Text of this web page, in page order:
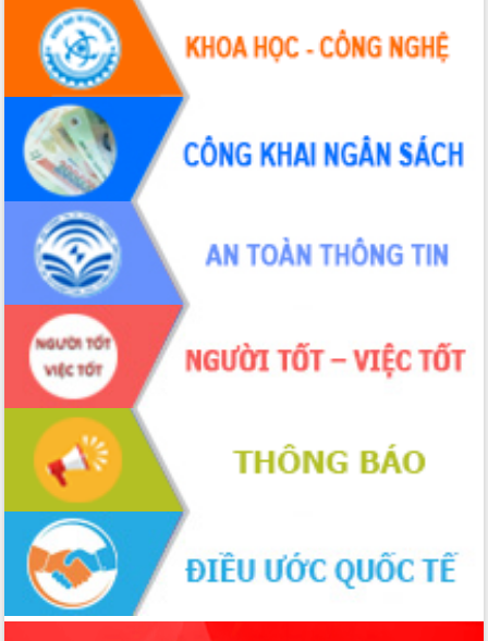
Bệnh án điện tử thúc đẩy chuyển đổi
số y tế tại Đắk Lắk
Chuyển đổi số thư viện: Mở rộng
không gian tri thức trong thời đại số
Đánh giá, rút kinh nghiệm công tác tổ
chức diễn tập trước ngày bầu cử
Chương trình “Gặp gỡ hữu nghị –
Friendship Meeting New Year 2026”
Bầu cử Quốc hội và HĐND: Cử tri Đắk
Lắk gửi gắm niềm tin, kỳ vọng vào lá
phiếu
Đắk Lắk sẵn sàng các điều kiện cho
Ngày hội bầu cử đại biểu Quốc hội
khóa XVI và HĐND các cấp nhiệm kỳ
2026-2031
Đảm bảo cuộc bầu cử đại biểu Quốc
hội và đại biểu HĐND các cấp diễn ra
an toàn, hiệu quả, đúng quy định
Thủ tướng Chính phủ Phạm Minh Chính
kiểm tra, chỉ đạo hoàn thành các dự
án cao tốc và thăm khu tái định cư tại
Đắk Lắk
Sôi nổi Hội đua ngựa truyền thống Gò
Thì Thùng mừng Xuân Bính Ngọ 2026
Lãnh đạo tỉnh dâng hương tưởng niệm
tại Đập Đồng Cam đầu Xuân Bính Ngọ